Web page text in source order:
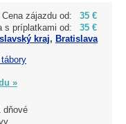
Cena zájazdu od:
35 €
s príplatkami od:
35 €
kraj, Bratislava
»
dňové